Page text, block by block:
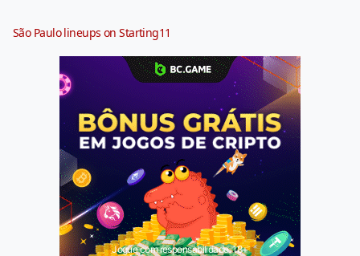
São Paulo lineups on Starting11
Jogue com responsabilidade. 18+